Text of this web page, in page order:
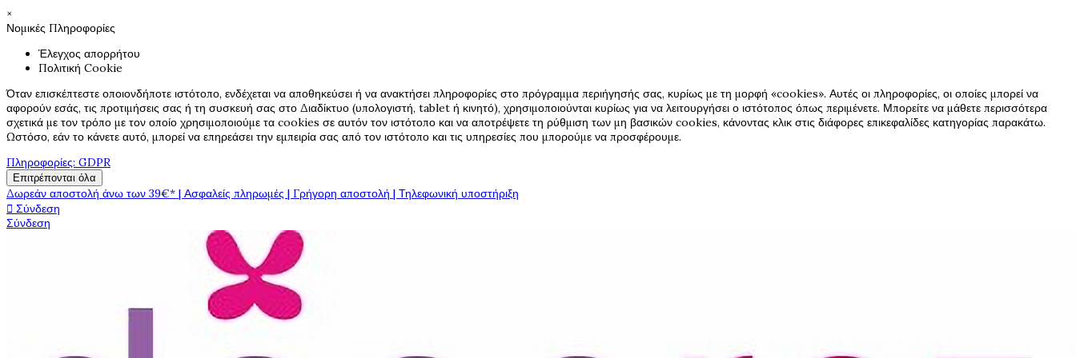
×
Νομικές Πληροφορίες
Έλεγχος απορρήτου
Πολιτική Cookie
Όταν επισκέπτεστε οποιονδήποτε ιστότοπο, ενδέχεται να αποθηκεύσει ή να ανακτήσει πληροφορίες στο πρόγραμμα περιήγησής σας, κυρίως με τη μορφή «cookies». Αυτές οι πληροφορίες, οι οποίες μπορεί να
αφορούν εσάς, τις προτιμήσεις σας ή τη συσκευή σας στο Διαδίκτυο (υπολογιστή, tablet ή κινητό), χρησιμοποιούνται κυρίως για να λειτουργήσει ο ιστότοπος όπως περιμένετε. Μπορείτε να μάθετε περισσότερα
σχετικά με τον τρόπο με τον οποίο χρησιμοποιούμε τα cookies σε αυτόν τον ιστότοπο και να αποτρέψετε τη ρύθμιση των μη βασικών cookies, κάνοντας κλικ στις διάφορες επικεφαλίδες κατηγορίας παρακάτω.
Ωστόσο, εάν το κάνετε αυτό, μπορεί να επηρεάσει την εμπειρία σας από τον ιστότοπο και τις υπηρεσίες που μπορούμε να προσφέρουμε.
Πληροφορίες: GDPR
Επιτρέπονται όλα
Δωρεάν αποστολή άνω των 39€* | Ασφαλείς πληρωμές | Γρήγορη αποστολή | Τηλεφωνική υποστήριξη
 Σύνδεση
Σύνδεση